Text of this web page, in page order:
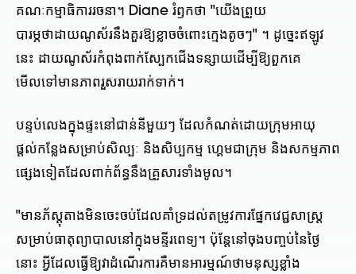
គណៈកម្មាធិការរចនា។ Diane រំឭកថា "យើងព្រួយ
បារម្ភថាដាយណូស័រនឹងគួរឱ្យខ្លាចចំពោះក្មេងតូចៗ" ។ ដូច្នេះឥឡូវ
នេះ ដាយណូស័រកំពុងពាក់ស្បែកជើងទន្សាយដើម្បីឱ្យពួកគេ
មើលទៅមានភាពរួសរាយរាក់ទាក់។
បន្ទប់លេងក្នុងផ្ទះនៅជាន់នីមួយៗ ដែលកំណត់ដោយក្រុមអាយុ
ផ្តល់កន្លែងសម្រាប់សិល្បៈ និងសិប្បកម្ម ហ្គេមជាក្រុម និងសកម្មភាព
ផ្សេងទៀតដែលពាក់ព័ន្ធនឹងគ្រួសារទាំងមូល។
"មានភ័ស្តុតាងមិនចេះចប់ដែលគាំទ្រដល់តម្រូវការផ្នែកវេជ្ជសាស្រ្ត
សម្រាប់ធាតុព្យាបាលនៅក្នុងមន្ទីរពេទ្យ។ ប៉ុន្តែនៅចុងបញ្ចប់នៃថ្ងៃ
នោះ អ្វីដែលធ្វើឱ្យវាដំណើរការគឺមានអារម្មណ៍ថាមនុស្សខ្លាំង